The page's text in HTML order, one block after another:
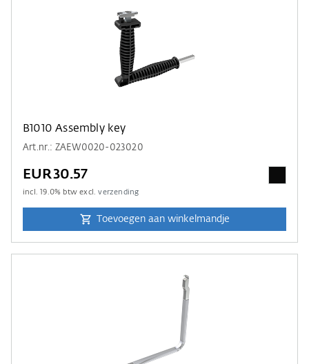
B1010 Assembly key
Art.nr.: ZAEW0020-023020
EUR30.57
incl.19.0% btw excl.verzending
Toevoegen aan winkelmandje